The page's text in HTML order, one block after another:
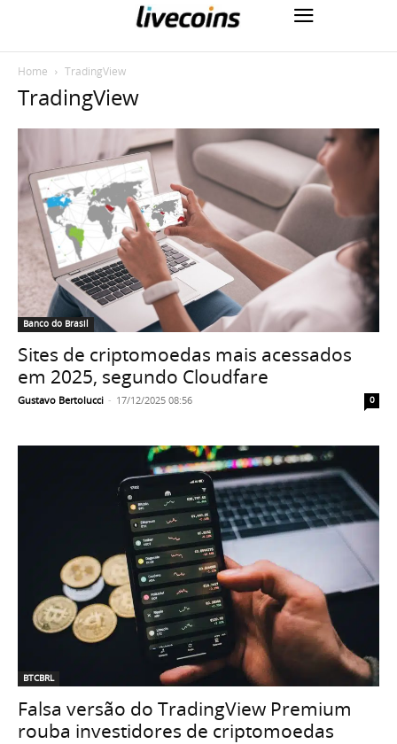
Home TradingView
TradingView
Banco do Brasil
Sites de criptomoedas mais acessados
em 2025, segundo Cloudfare
Gustavo Bertolucci - 17/12/2025 08:56 0
BTCBRL
Falsa versão do TradingView Premium
rouba investidores de criptomoedas